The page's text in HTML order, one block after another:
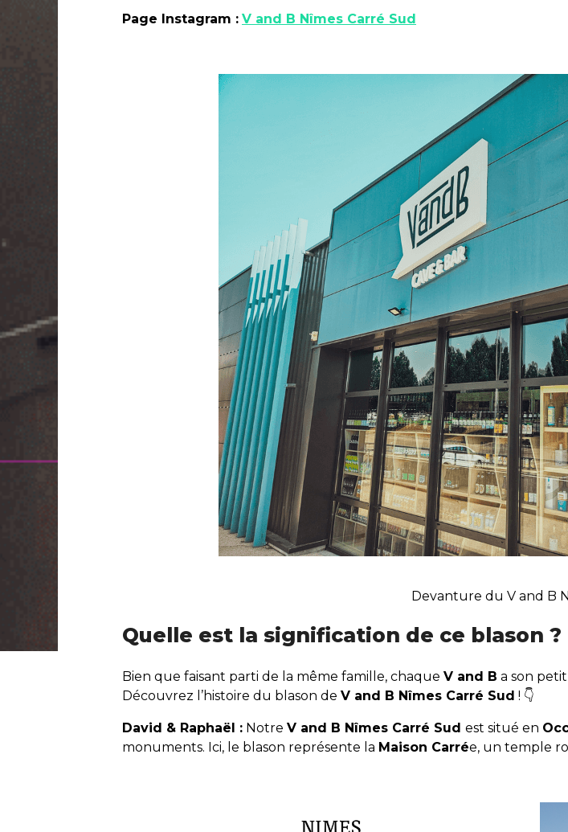
Page Instagram : V and B Nîmes Carré Sud
Devanture du V and B
Quelle est la signification de ce blason ?
Bien que faisant parti de la même famille, chaque V and B a son
Découvrez l’histoire du blason de V and B Nîmes Carré Sud ! 👇
David & Raphaël : Notre V and B Nîmes Carré Sud est situé en
monuments. Ici, le blason représente la Maison Carrée, un temple